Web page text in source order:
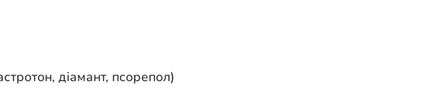
діамант, псорепол)